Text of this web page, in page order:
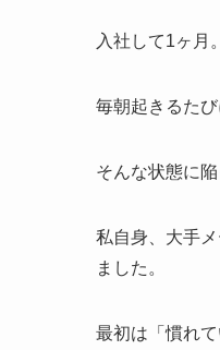
入社して1ヶ月。
毎朝起きるた
そんな状態に
私自身、大手
ました。
最初は「慣れ